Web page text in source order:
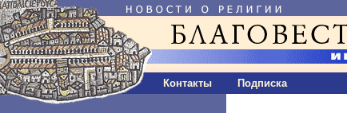
Контакты Подписка